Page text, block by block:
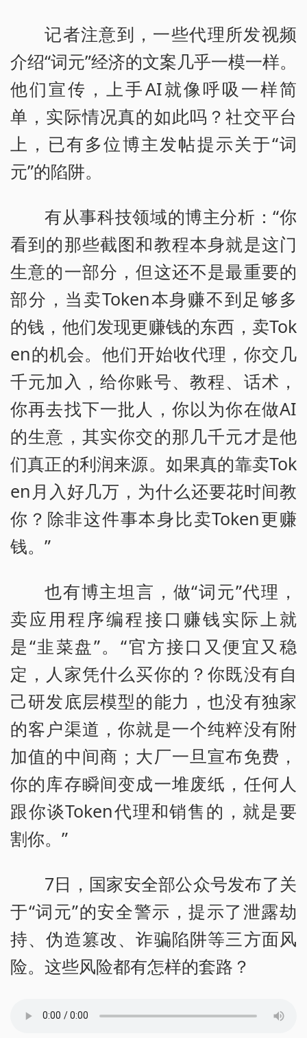
记者注意到，一些代理所发视频
介绍“词元”经济的文案几乎一模一样。
他们宣传，上手AI就像呼吸一样简
单，实际情况真的如此吗？社交平台
上，已有多位博主发帖提示关于“词
元”的陷阱。
有从事科技领域的博主分析：“你
看到的那些截图和教程本身就是这门
生意的一部分，但这还不是最重要的
部分，当卖Token本身赚不到足够多
的钱，他们发现更赚钱的东西，卖Tok
en的机会。他们开始收代理，你交几
千元加入，给你账号、教程、话术，
你再去找下一批人，你以为你在做AI
的生意，其实你交的那几千元才是他
们真正的利润来源。如果真的靠卖Tok
en月入好几万，为什么还要花时间教
你？除非这件事本身比卖Token更赚
钱。”
也有博主坦言，做“词元”代理，
卖应用程序编程接口赚钱实际上就
是“韭菜盘”。“官方接口又便宜又稳
定，人家凭什么买你的？你既没有自
己研发底层模型的能力，也没有独家
的客户渠道，你就是一个纯粹没有附
加值的中间商；大厂一旦宣布免费，
你的库存瞬间变成一堆废纸，任何人
跟你谈Token代理和销售的，就是要
割你。”
7日，国家安全部公众号发布了关
于“词元”的安全警示，提示了泄露劫
持、伪造篡改、诈骗陷阱等三方面风
险。这些风险都有怎样的套路？